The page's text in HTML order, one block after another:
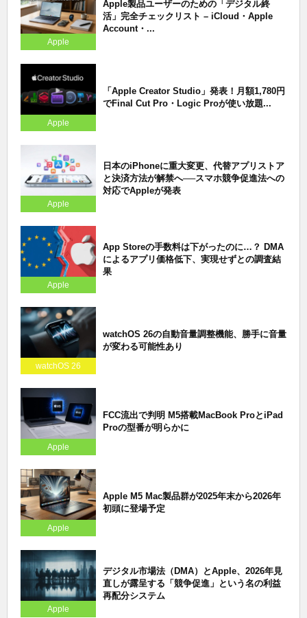
Apple
Apple製品ユーザーのための「デジタル終
活」完全チェックリスト – iCloud・Apple
Account・...
Apple
「Apple Creator Studio」発表！月額1,780円
でFinal Cut Pro・Logic Proが使い放題...
Apple
日本のiPhoneに重大変更、代替アプリストア
と決済方法が解禁へ──スマホ競争促進法への
対応でAppleが発表
Apple
App Storeの手数料は下がったのに…？ DMA
によるアプリ価格低下、実現せずとの調査結
果
watchOS 26
watchOS 26の自動音量調整機能、勝手に音量
が変わる可能性あり
Apple
FCC流出で判明 M5搭載MacBook ProとiPad
Proの型番が明らかに
Apple
Apple M5 Mac製品群が2025年末から2026年
初頭に登場予定
Apple
デジタル市場法（DMA）とApple、2026年見
直しが露呈する「競争促進」という名の利益
再配分システム